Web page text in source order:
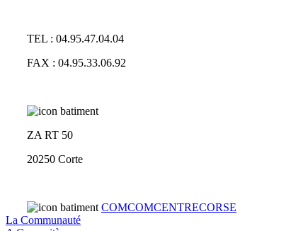
TEL : 04.95.47.04.04
FAX : 04.95.33.06.92
ZA RT 50
20250 Corte
COMCOMCENTRECORSE
La Communauté